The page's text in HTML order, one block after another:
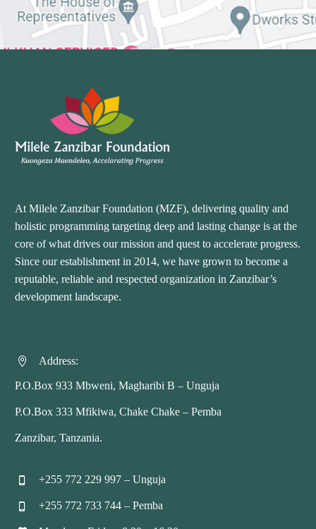
At Milele Zanzibar Foundation (MZF), delivering quality and
holistic programming targeting deep and lasting change is at the
core of what drives our mission and quest to accelerate progress.
Since our establishment in 2014, we have grown to become a
reputable, reliable and respected organization in Zanzibar’s
development landscape.

 Address:
P.O.Box 933 Mbweni, Magharibi B – Unguja
P.O.Box 333 Mfikiwa, Chake Chake – Pemba
Zanzibar, Tanzania.

 +255 772 229 997 – Unguja

 +255 772 733 744 – Pemba